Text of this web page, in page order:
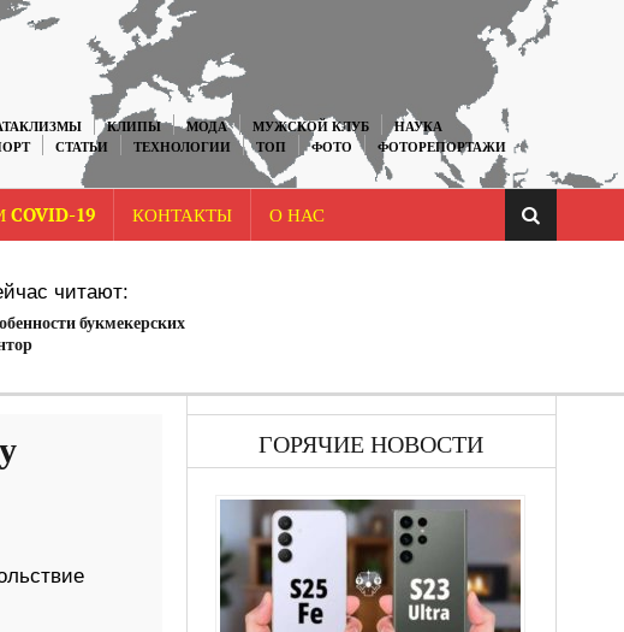
КЛИПЫ МОДА МУЖСКОЙ КЛУБ
НАУКА
СТАТЬИ ТЕХНОЛОГИИ ТОП ФОТО
ФОТОРЕПОРТАЖИ
19 КОНТАКТЫ О НАС
читают:
букмекерских
ГОРЯЧИЕ НОВОСТИ